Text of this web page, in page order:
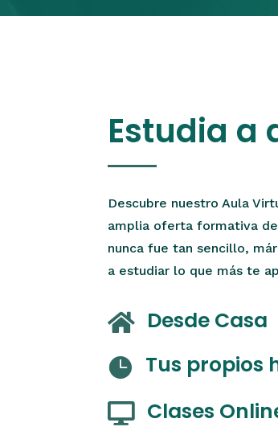
Estudia a
Descubre nuestro Aula
amplia oferta formativa
nunca fue tan sencillo,
a estudiar lo que más te
 Desde Casa
 Tus propios
 Clases